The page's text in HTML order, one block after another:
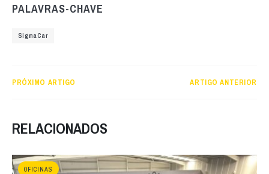
PALAVRAS-CHAVE
SigmaCar
PRÓXIMO ARTIGO ARTIGO ANTERIOR
RELACIONADOS
OFICINAS